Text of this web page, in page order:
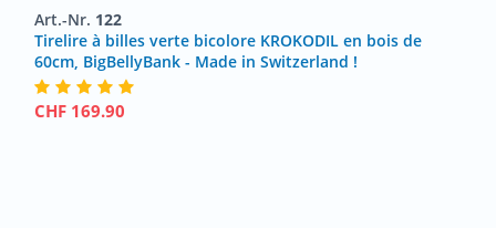
Art.-Nr. 122
Tirelire à billes verte bicolore KROKODIL en bois de
60cm, BigBellyBank - Made in Switzerland !
CHF 169.90